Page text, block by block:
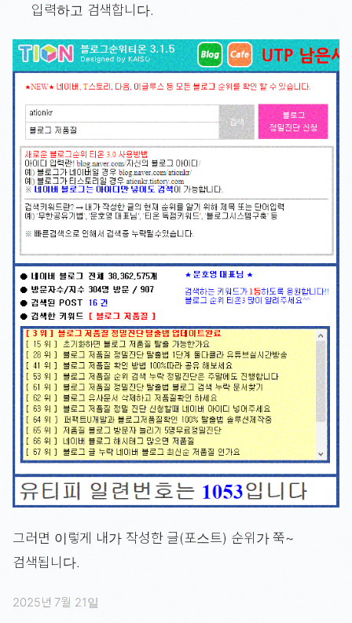
입력하고 검색합니다.
그러면 이렇게 내가 작성한 글(포스트) 순위가 쭉~
검색됩니다.
2025년 7월 21일